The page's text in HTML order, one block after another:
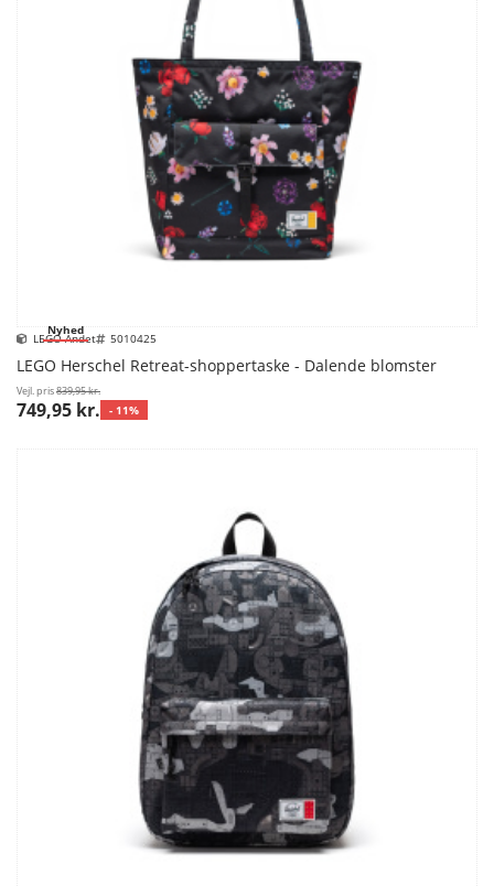
Nyhed
LEGO Andet 5010425
LEGO Herschel Retreat-shoppertaske - Dalende blomster
Vejl. pris839,95 kr.
749,95 kr. - 11%